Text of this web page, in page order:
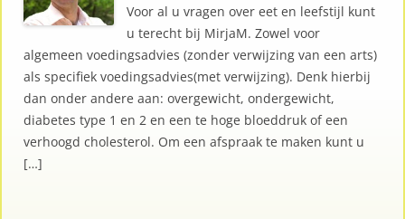
Voor al u vragen over eet en leefstijl kunt
u terecht bij MirjaM. Zowel voor
algemeen voedingsadvies (zonder verwijzing van een arts)
als specifiek voedingsadvies(met verwijzing). Denk hierbij
dan onder andere aan: overgewicht, ondergewicht,
diabetes type 1 en 2 en een te hoge bloeddruk of een
verhoogd cholesterol. Om een afspraak te maken kunt u
[…]